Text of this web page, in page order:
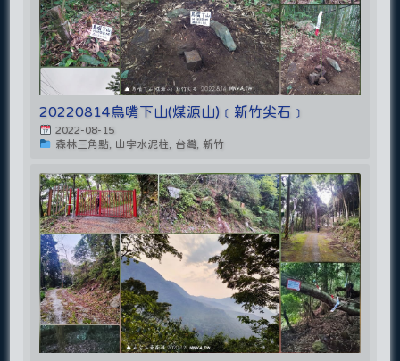
20220814鳥嘴下山(煤源山)﹝新竹尖石﹞
2022-08-15
森林三角點, 山字水泥柱, 台灣, 新竹